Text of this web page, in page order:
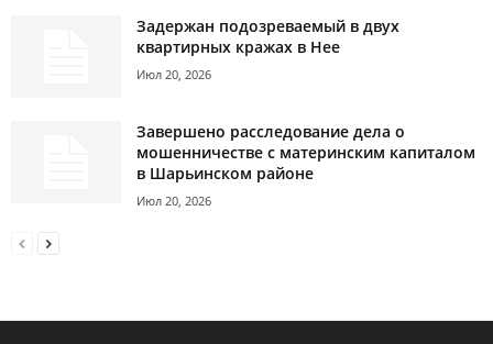
Задержан подозреваемый в двух
квартирных кражах в Нее
Июл 20, 2026
Завершено расследование дела о
мошенничестве с материнским капиталом
в Шарьинском районе
Июл 20, 2026